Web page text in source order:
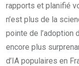
rapports et planifié
n’est plus de la
pointe de l’adoption
encore plus
d’IA populaires en